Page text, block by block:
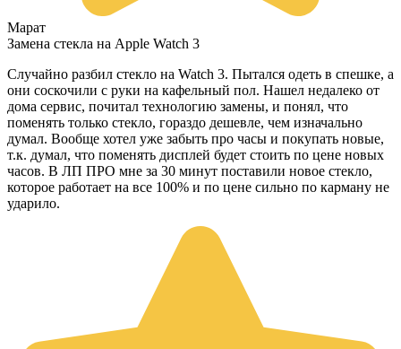
Марат
Замена стекла на Apple Watch 3
Случайно разбил стекло на Watch 3. Пытался одеть в спешке, а
они соскочили с руки на кафельный пол. Нашел недалеко от
дома сервис, почитал технологию замены, и понял, что
поменять только стекло, гораздо дешевле, чем изначально
думал. Вообще хотел уже забыть про часы и покупать новые,
т.к. думал, что поменять дисплей будет стоить по цене новых
часов. В ЛП ПРО мне за 30 минут поставили новое стекло,
которое работает на все 100% и по цене сильно по карману не
ударило.